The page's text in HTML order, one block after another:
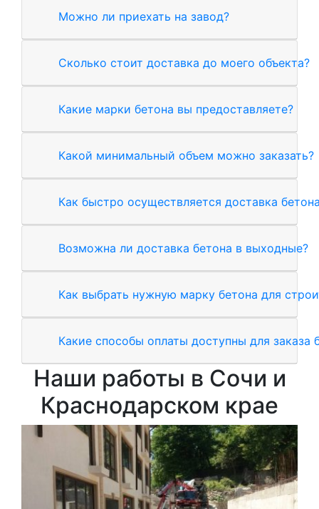
Можно ли приехать на завод?
Сколько стоит доставка до моего объекта?
Какие марки бетона вы предоставляете?
Какой минимальный объем можно заказать?
Как быстро осуществляется доставка
Возможна ли доставка бетона в выходные?
Как выбрать нужную марку бетона для
Какие способы оплаты доступны для заказа
Наши работы в Сочи и
Краснодарском крае